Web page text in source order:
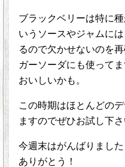
ブラックベリーは特に
いうソースやジャムに
るので欠かせないのを
ガーソーダにも使って
おいしいかも。
この時期はほとんどの
ますのでぜひお試し下さ
今週末はがんばりまし
ありがとう！